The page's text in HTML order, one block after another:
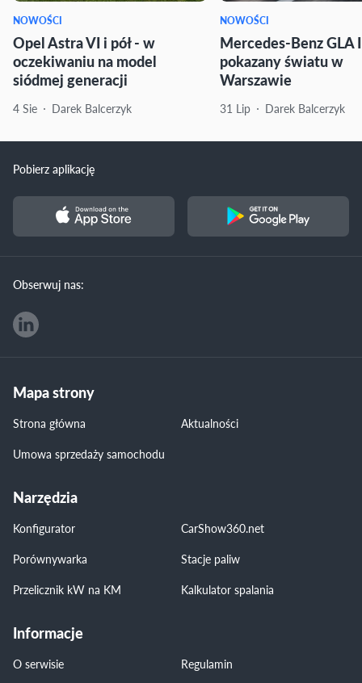
NOWOŚCI
Opel Astra VI i pół - w
oczekiwaniu na model
siódmej generacji
4 Sie Darek Balcerzyk
NOWOŚCI
Mercedes-Benz GLA
pokazany światu w
Warszawie
31 Lip Darek Balcerzyk
Pobierz aplikację
Obserwuj nas:
Mapa strony
Strona główna
Aktualności
Umowa sprzedaży samochodu
Narzędzia
Konfigurator
CarShow360.net
Porównywarka
Stacje paliw
Przelicznik kW na KM
Kalkulator spalania
Informacje
O serwisie Regulamin